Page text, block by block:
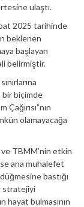
ulaştı.
2025 tarihinde
beklenen
başlayan
belirmiştir.
bir biçimde
olamayacağa
TBMM’nin etkin
ana muhalefet
bastığı
stratejiyi
hayat bulmasının